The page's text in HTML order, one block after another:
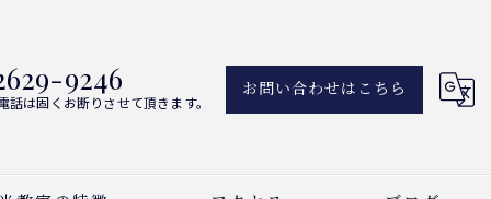
9246
は固くお断りさせて頂きます。
お問い合わせはこちら